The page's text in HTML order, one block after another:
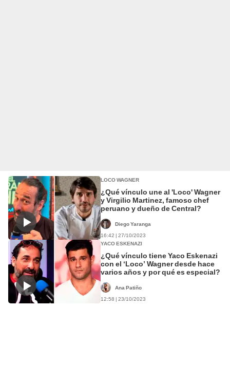
LOCO WAGNER
¿Qué vínculo une al 'Loco' Wagner
y Virgilio Martinez, famoso chef
peruano y dueño de Central?
Diego Yaranga
16:42 | 27/10/2023
YACO ESKENAZI
¿Qué vínculo tiene Yaco Eskenazi
con el ‘Loco’ Wagner desde hace
varios años y por qué es especial?
Ana Patiño
12:58 | 23/10/2023